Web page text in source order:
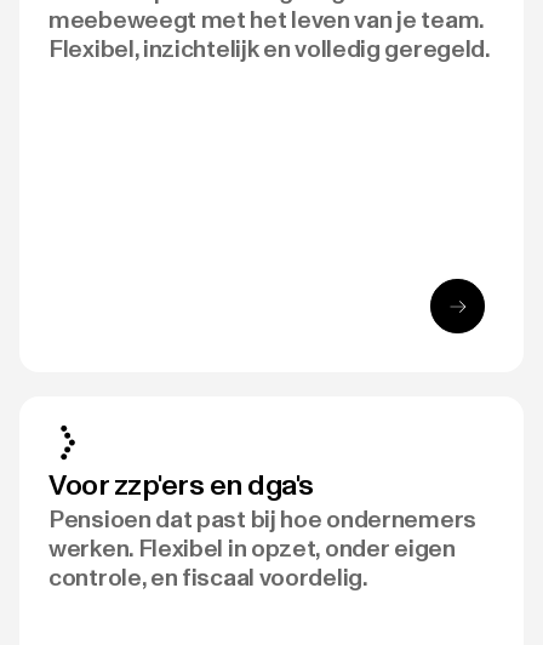
meebeweegt met het leven van je team.
Flexibel, inzichtelijk en volledig geregeld.
Voor zzp'ers en dga's
Pensioen dat past bij hoe ondernemers
werken. Flexibel in opzet, onder eigen
controle, en fiscaal voordelig.